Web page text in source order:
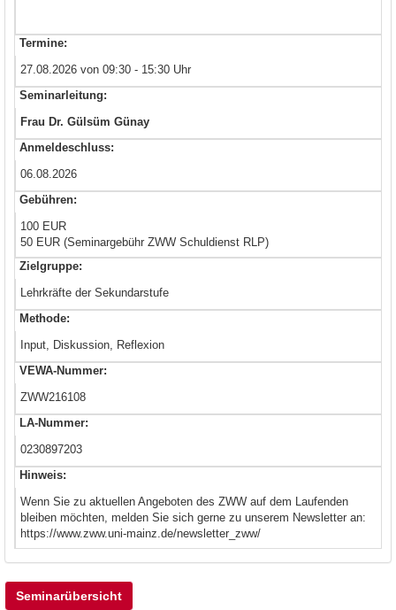
Termine:
27.08.2026 von 09:30 - 15:30 Uhr
Seminarleitung:
Frau Dr. Gülsüm Günay
Anmeldeschluss:
06.08.2026
Gebühren:
100 EUR
50 EUR (Seminargebühr ZWW Schuldienst RLP)
Zielgruppe:
Lehrkräfte der Sekundarstufe
Methode:
Input, Diskussion, Reflexion
VEWA-Nummer:
ZWW216108
LA-Nummer:
0230897203
Hinweis:
Wenn Sie zu aktuellen Angeboten des ZWW auf dem Laufenden
bleiben möchten, melden Sie sich gerne zu unserem Newsletter an:
https://www.zww.uni-mainz.de/newsletter_zww/
Seminarübersicht